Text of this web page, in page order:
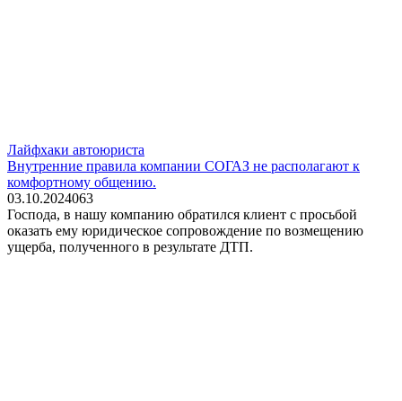
Лайфхаки автоюриста
Внутренние правила компании СОГАЗ не располагают к
комфортному общению.
03.10.2024063
Господа, в нашу компанию обратился клиент с просьбой
оказать ему юридическое сопровождение по возмещению
ущерба, полученного в результате ДТП.